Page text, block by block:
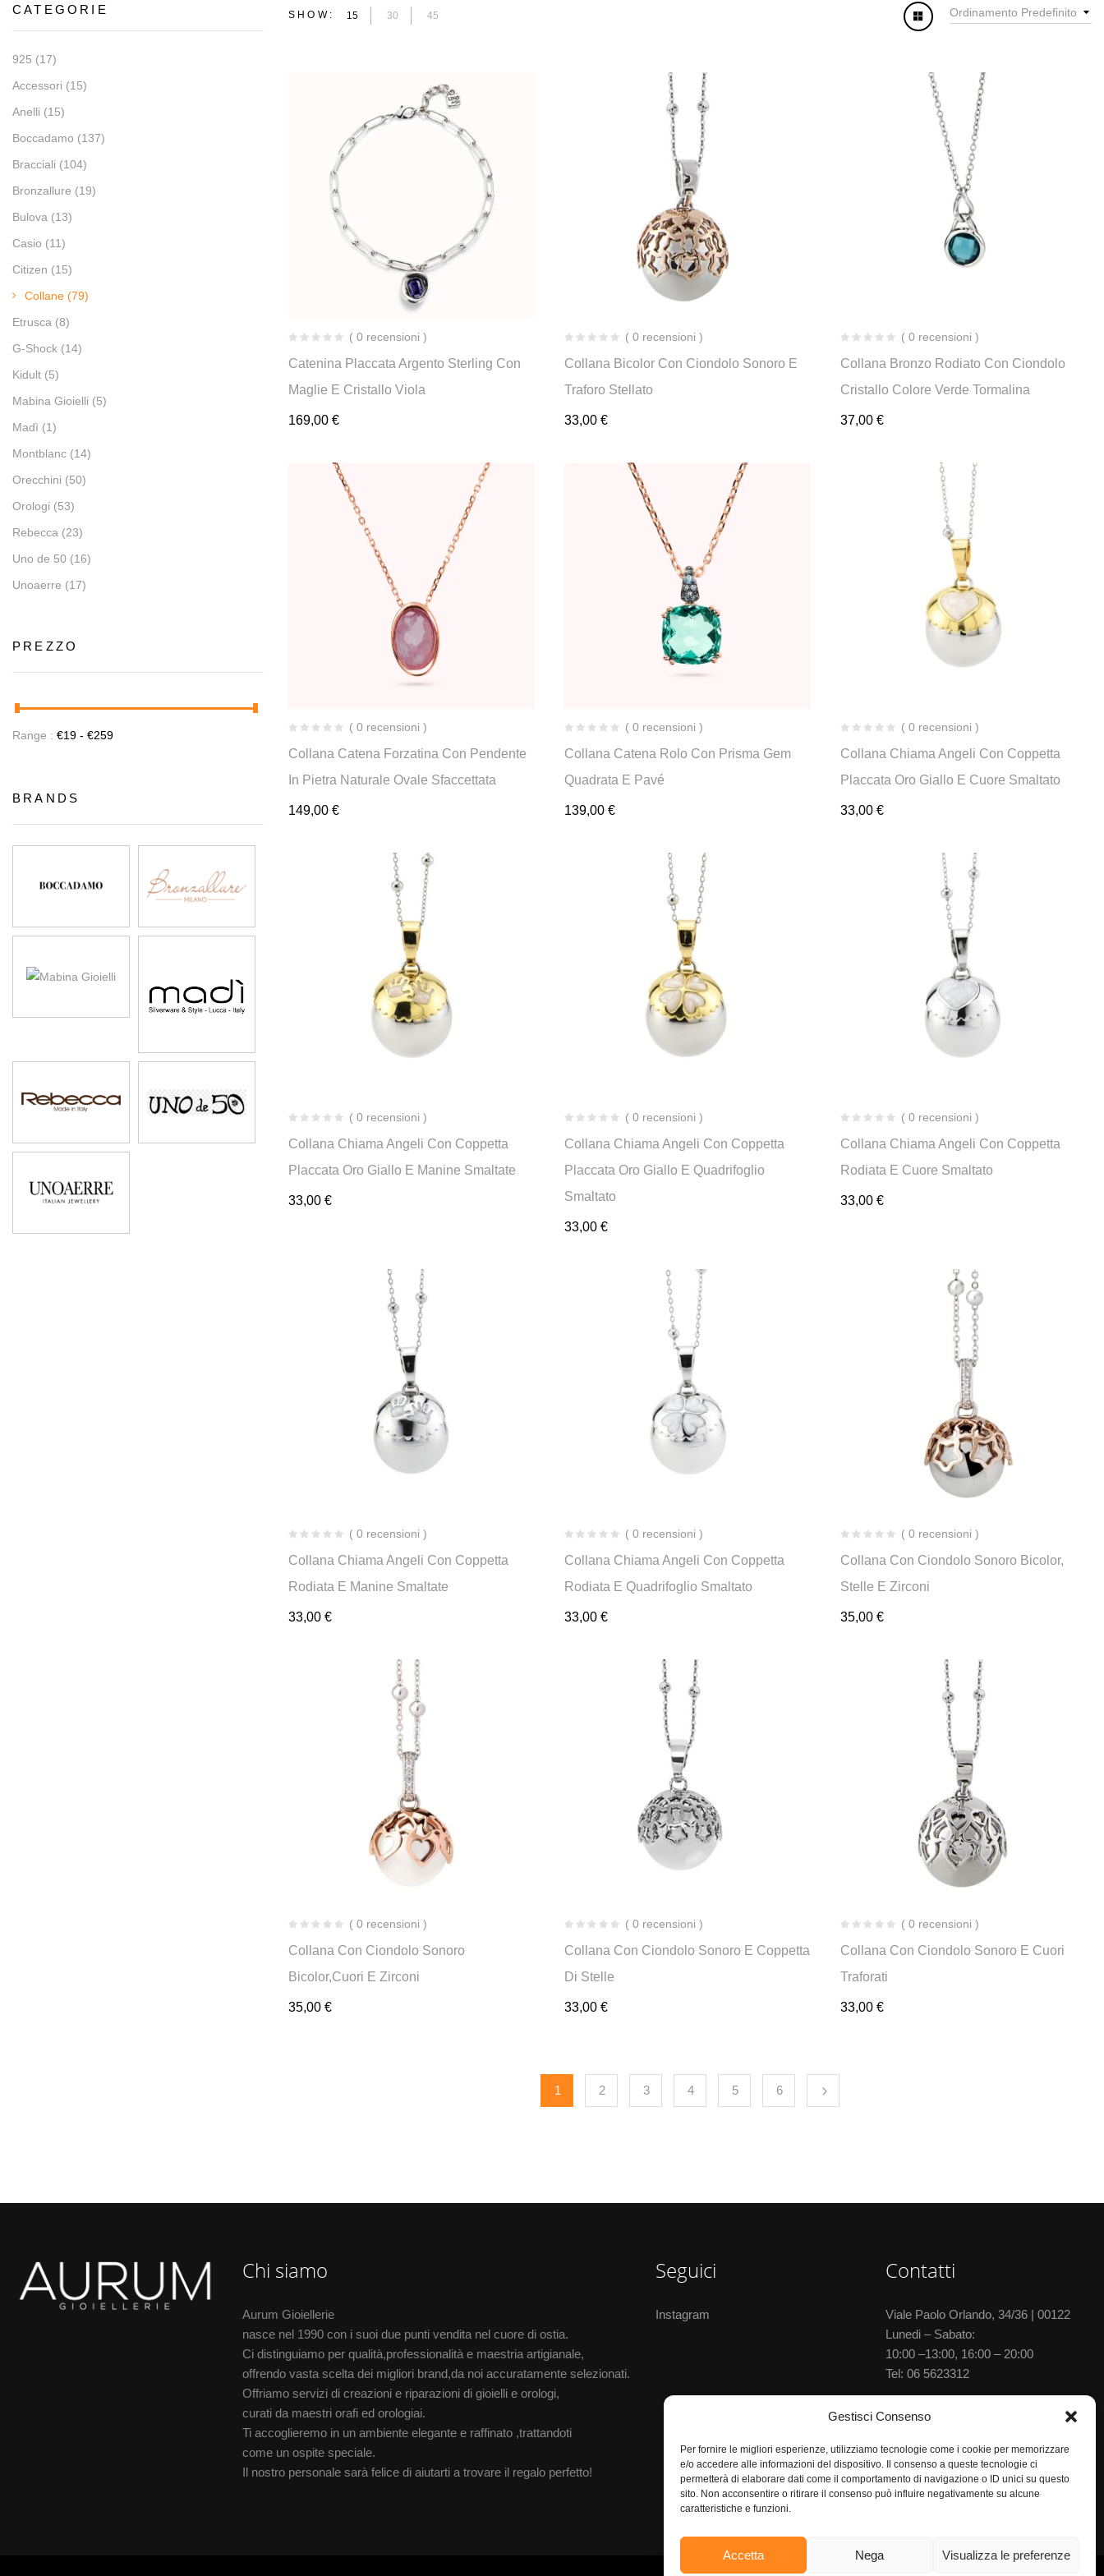
Gestisci Consenso
Per fornire le migliori esperienze, utilizziamo tecnologie come i cookie per memorizzare
e/o accedere alle informazioni del dispositivo. Il consenso a queste tecnologie ci
permetterà di elaborare dati come il comportamento di navigazione o ID unici su questo
sito. Non acconsentire o ritirare il consenso può influire negativamente su alcune
caratteristiche e funzioni.
Accetta Nega Visualizza le preferenze
CATEGORIE
925 (17)
Accessori (15)
Anelli (15)
Boccadamo (137)
Bracciali (104)
Bronzallure (19)
Bulova (13)
Casio (11)
Citizen (15)
Collane (79)
Etrusca (8)
G-Shock (14)
Kidult (5)
Mabina Gioielli (5)
Madì (1)
Montblanc (14)
Orecchini (50)
Orologi (53)
Rebecca (23)
Uno de 50 (16)
Unoaerre (17)
PREZZO
Range : €19 - €259
BRANDS
Ordinamento Predefinito
SHOW: 15 30 45
( 0 recensioni )
Catenina Placcata Argento Sterling Con
Maglie E Cristallo Viola
169,00 €
( 0 recensioni )
Collana Bicolor Con Ciondolo Sonoro E
Traforo Stellato
33,00 €
( 0 recensioni )
Collana Bronzo Rodiato Con Ciondolo
Cristallo Colore Verde Tormalina
37,00 €
( 0 recensioni )
Collana Catena Forzatina Con Pendente
In Pietra Naturale Ovale Sfaccettata
149,00 €
( 0 recensioni )
Collana Catena Rolo Con Prisma Gem
Quadrata E Pavé
139,00 €
( 0 recensioni )
Collana Chiama Angeli Con Coppetta
Placcata Oro Giallo E Cuore Smaltato
33,00 €
( 0 recensioni )
Collana Chiama Angeli Con Coppetta
Placcata Oro Giallo E Manine Smaltate
33,00 €
( 0 recensioni )
Collana Chiama Angeli Con Coppetta
Placcata Oro Giallo E Quadrifoglio
Smaltato
33,00 €
( 0 recensioni )
Collana Chiama Angeli Con Coppetta
Rodiata E Cuore Smaltato
33,00 €
( 0 recensioni )
Collana Chiama Angeli Con Coppetta
Rodiata E Manine Smaltate
33,00 €
( 0 recensioni )
Collana Chiama Angeli Con Coppetta
Rodiata E Quadrifoglio Smaltato
33,00 €
( 0 recensioni )
Collana Con Ciondolo Sonoro Bicolor,
Stelle E Zirconi
35,00 €
( 0 recensioni )
Collana Con Ciondolo Sonoro
Bicolor,cuori E Zirconi
35,00 €
( 0 recensioni )
Collana Con Ciondolo Sonoro E Coppetta
Di Stelle
33,00 €
( 0 recensioni )
Collana Con Ciondolo Sonoro E Cuori
Traforati
33,00 €
1 2 3 4 5 6
Chi siamo
Aurum Gioiellerie
nasce nel 1990 con i suoi due punti vendita nel cuore di ostia.
Ci distinguiamo per qualità,professionalità e maestria artigianale,
offrendo vasta scelta dei migliori brand,da noi accuratamente selezionati.
Offriamo servizi di creazioni e riparazioni di gioielli e orologi,
curati da maestri orafi ed orologiai.
Ti accoglieremo in un ambiente elegante e raffinato ,trattandoti
come un ospite speciale.
Il nostro personale sarà felice di aiutarti a trovare il regalo perfetto!
Seguici
Instagram
Contatti
Viale Paolo Orlando, 34/36 | 00122
Lunedi – Sabato:
10:00 –13:00, 16:00 – 20:00
Tel:06 5623312
Via delle Baleniere, 52 | 00122
10:00 –13:30, 15:30–20:00
Tel:06 5673702